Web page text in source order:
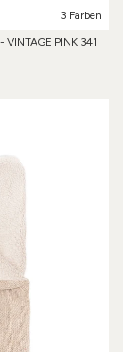
3 Farben
PINK 341